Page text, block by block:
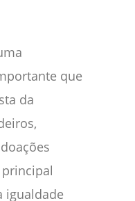
que
da
igualdade